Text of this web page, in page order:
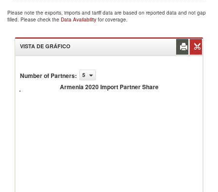
Please note the exports, imports and tariff data are based on reported data and not gap
filled. Please check the Data Availability for coverage.
VISTA DE GRÁFICO
Number of Partners: 5
Armenia 2020 Import Partner Share
Armenia
Import